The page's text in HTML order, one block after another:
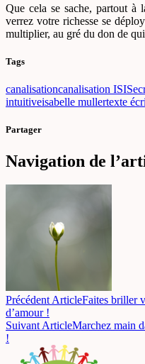
Que cela se sache, partout à
verrez votre richesse se
multiplier, au gré du don de
Tags
canalisationcanalisation ISIS
intuitiveisabelle mullertexte
Partager
Navigation de
Précédent ArticleFaites briller
d’amour !
Suivant ArticleMarchez main
!